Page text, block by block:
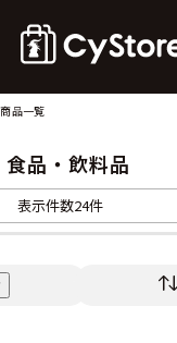
商品一覧
食品・飲料品
表示件数24件